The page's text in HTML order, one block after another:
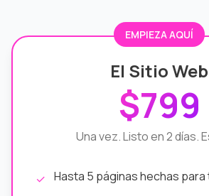
EMPIEZA AQUÍ
El Sitio Web
$799
Una vez. Listo en 2 días.
✓ Hasta 5 páginas hechas para